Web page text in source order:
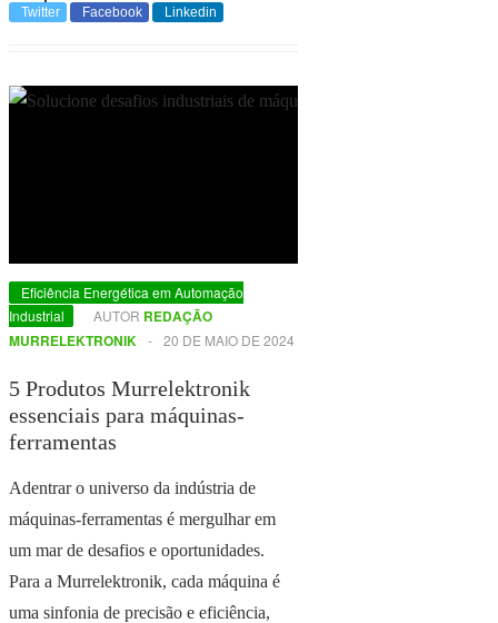
Twitter Facebook Linkedin
Eficiência Energética em Automação
Industrial
AUTOR REDAÇÃO
MURRELEKTRONIK - 20 DE MAIO DE 2024
5 Produtos Murrelektronik
essenciais para máquinas-
ferramentas
Adentrar o universo da indústria de
máquinas-ferramentas é mergulhar em
um mar de desafios e oportunidades.
Para a Murrelektronik, cada máquina é
uma sinfonia de precisão e eficiência,